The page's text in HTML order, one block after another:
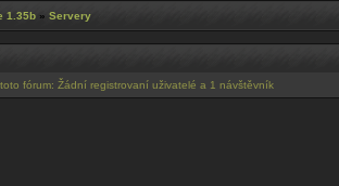
1.35b » Servery
fórum: Žádní registrovaní uživatelé a 1 návštěvník